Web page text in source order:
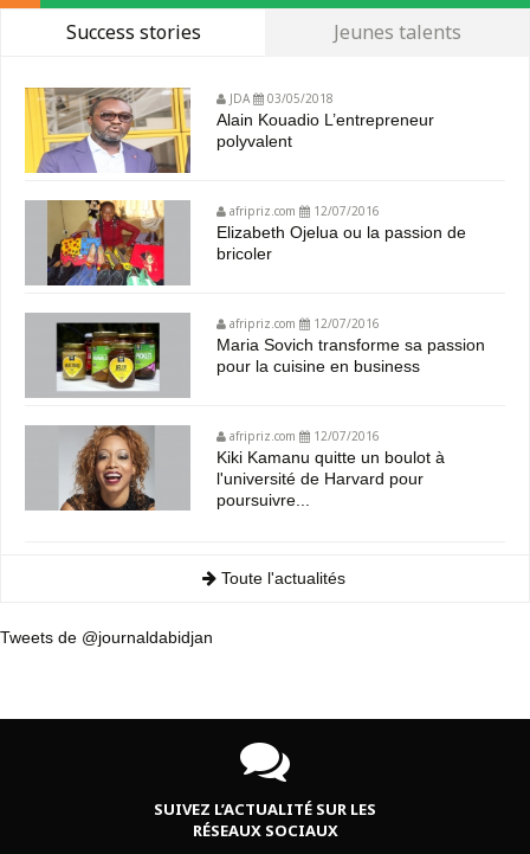
Success stories Jeunes talents
JDA 03/05/2018
Alain Kouadio L’entrepreneur
polyvalent
afripriz.com 12/07/2016
Elizabeth Ojelua ou la passion de
bricoler
afripriz.com 12/07/2016
Maria Sovich transforme sa passion
pour la cuisine en business
afripriz.com 12/07/2016
Kiki Kamanu quitte un boulot à
l'université de Harvard pour
poursuivre...
Toute l'actualités
Tweets de @journaldabidjan
SUIVEZ L’ACTUALITÉ SUR LES
RÉSEAUX SOCIAUX